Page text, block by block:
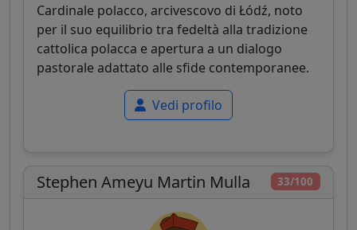
Cardinale polacco, arcivescovo di Łódź, noto
per il suo equilibrio tra fedeltà alla tradizione
cattolica polacca e apertura a un dialogo
pastorale adattato alle sfide contemporanee.
Vedi profilo
33/100
Stephen Ameyu Martin Mulla